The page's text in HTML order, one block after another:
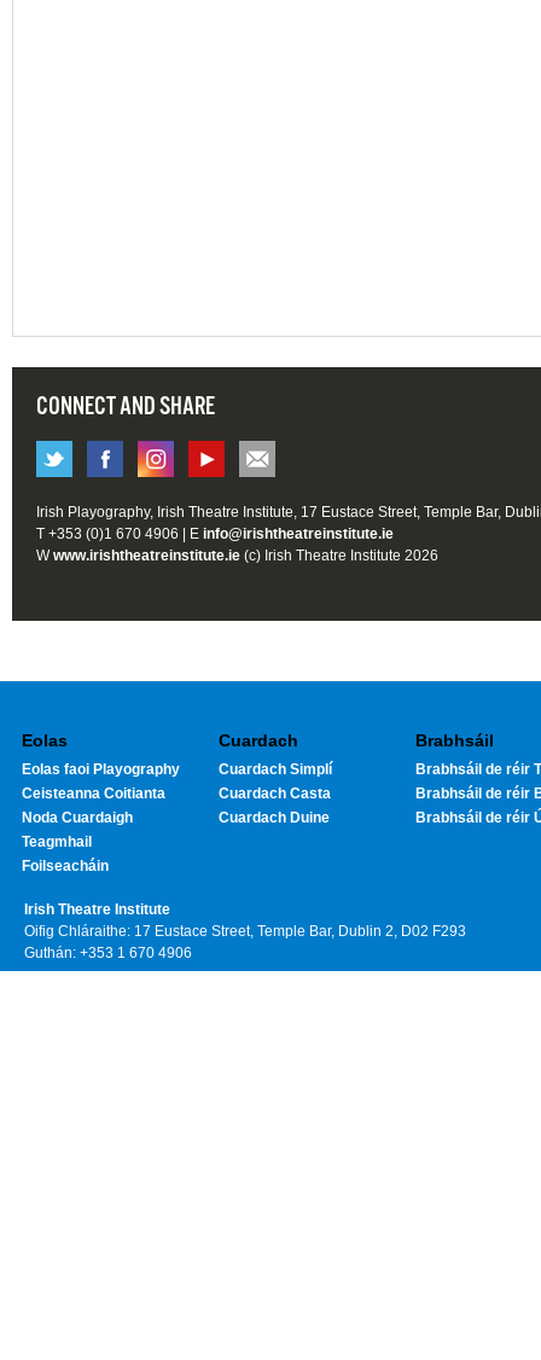
CONNECT AND SHARE
Irish Playography, Irish Theatre Institute, 17 Eustace Street, Temple Bar,
T +353 (0)1 670 4906 | E info@irishtheatreinstitute.ie
Wwww.irishtheatreinstitute.ie (c) Irish Theatre Institute 2026
Eolas
Eolas faoi Playography
Ceisteanna Coitianta
Noda Cuardaigh
Teagmhail
Foilseacháin
Cuardach
Cuardach Simplí
Cuardach Casta
Cuardach Duine
Brabhsáil
Brabhsáil de réir
Brabhsáil de réir
Brabhsáil de réir
Irish Theatre Institute
Oifig Chláraithe: 17 Eustace Street, Temple Bar, Dublin 2, D02 F293
Guthán: +353 1 670 4906